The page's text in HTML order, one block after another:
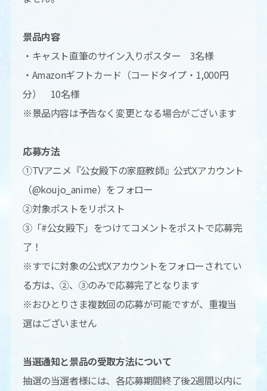
景品内容
・キャスト直筆のサイン入りポスター 3名様
・Amazonギフトカード（コードタイプ・1,000円
分） 10名様
※景品内容は予告なく変更となる場合がございます
応募方法
①TVアニメ『公女殿下の家庭教師』公式Xアカウント
（@koujo_anime）をフォロー
②対象ポストをリポスト
③「#公女殿下」をつけてコメントをポストで応募完
了！
※すでに対象の公式Xアカウントをフォローされてい
る方は、②、③のみで応募完了となります
※おひとりさま複数回の応募が可能ですが、重複当
選はございません
当選通知と景品の受取方法について
抽選の当選者様には、各応募期間終了後2週間以内に